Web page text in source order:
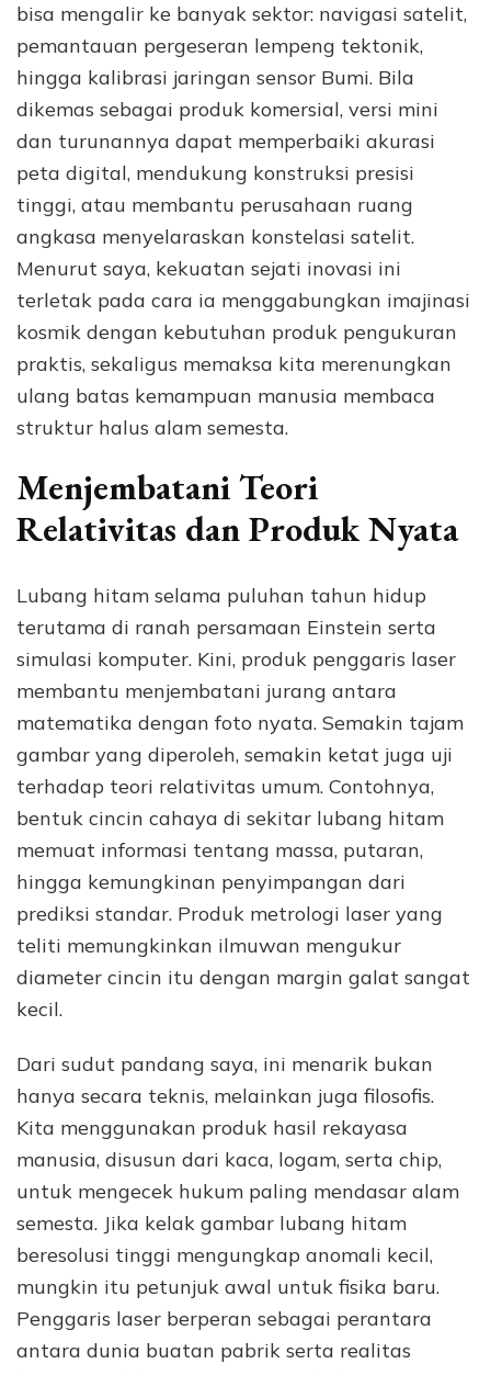
bisa mengalir ke banyak sektor: navigasi satelit,
pemantauan pergeseran lempeng tektonik,
hingga kalibrasi jaringan sensor Bumi. Bila
dikemas sebagai produk komersial, versi mini
dan turunannya dapat memperbaiki akurasi
peta digital, mendukung konstruksi presisi
tinggi, atau membantu perusahaan ruang
angkasa menyelaraskan konstelasi satelit.
Menurut saya, kekuatan sejati inovasi ini
terletak pada cara ia menggabungkan imajinasi
kosmik dengan kebutuhan produk pengukuran
praktis, sekaligus memaksa kita merenungkan
ulang batas kemampuan manusia membaca
struktur halus alam semesta.
Menjembatani Teori
Relativitas dan Produk Nyata
Lubang hitam selama puluhan tahun hidup
terutama di ranah persamaan Einstein serta
simulasi komputer. Kini, produk penggaris laser
membantu menjembatani jurang antara
matematika dengan foto nyata. Semakin tajam
gambar yang diperoleh, semakin ketat juga uji
terhadap teori relativitas umum. Contohnya,
bentuk cincin cahaya di sekitar lubang hitam
memuat informasi tentang massa, putaran,
hingga kemungkinan penyimpangan dari
prediksi standar. Produk metrologi laser yang
teliti memungkinkan ilmuwan mengukur
diameter cincin itu dengan margin galat sangat
kecil.
Dari sudut pandang saya, ini menarik bukan
hanya secara teknis, melainkan juga filosofis.
Kita menggunakan produk hasil rekayasa
manusia, disusun dari kaca, logam, serta chip,
untuk mengecek hukum paling mendasar alam
semesta. Jika kelak gambar lubang hitam
beresolusi tinggi mengungkap anomali kecil,
mungkin itu petunjuk awal untuk fisika baru.
Penggaris laser berperan sebagai perantara
antara dunia buatan pabrik serta realitas